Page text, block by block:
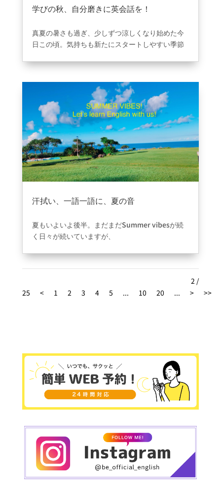
✅ 初心者専門 × 家族1名無料
✅ 選べる4形態授業
✅ 日本語OKのネイティブ講師が本気で作る授業
✅ 生徒が安心して通える伸びる仕組み
✅ 温かいコミュニティで仲の良さも最高です✨
普段の様子はInstagramストーリーをチェック👀
こんなスクール、他にはない！
「楽しく、本気で」一緒に英語を伸ばしていきま
しょう😆
まずは体験レッスンから！
📩 DM / ホームページ / 公式LINE
🏫 心斎橋・梅田・天王寺・神戸三宮（駅近）
学びの秋、自分磨きに英会話を！
真夏の暑さも過ぎ、少しずつ涼しくなり始めた今
日この頃。気持ちも新たにスタートしやすい季節
読書の秋、学びの秋――このタイミングで英会話
↓秋から始めるおすすめの勉強方法↓
英語学習は「続けること」が一番大切。秋は日々
の生活に新しい習慣を取り入れるのにぴったりの
季節です。例えば、通勤や通学の時間に英単語ア
プリを活用、1日10分の英語日記でライティング力
アップ、英語で好きな音楽やドラマを楽しむな
ど、無理なく続けられる方法から始めるのがおす
すめです。
紹介します！
■ 秋の始まりを感じたときに
“It’s starting to feel like autumn.”
秋らしくなってきたね。
“The air feels cooler in the mornings.”
“I love the crisp autumn air!.”
葉っぱが色づき始めてるよ。
“Look at the beautiful fall foliage!”
きれいな紅葉を見て！
“Autumn sunsets are so pretty.”
■ 食べ物・飲み物の話題で
“Pumpkin spice latte is back!”
パンプキンスパイスラテ、また出たね！（秋の
定番ドリンク）
汗拭い、一語一語に、夏の音
夏もいよいよ後半。まだまだSummer vibesが続
く日々が続いていますが、
しれません。
してみませんか？
英会話は、旅行・仕事・日常に役立つスキル。
This is the hottest summer I’ve ever
experienced!
（これは今までで一番暑い夏です！）
→ 「the most 〜 I’ve ever〜」のパターンは旅
その他の例：That was the best shaved ice I’ve
ever had!（今までで一番おいしいかき氷だっ
た！）
② be going to：「これから〜するつも
り」
2 /
25
< 1 2 3 4 5 ... 10 20 ... > >>